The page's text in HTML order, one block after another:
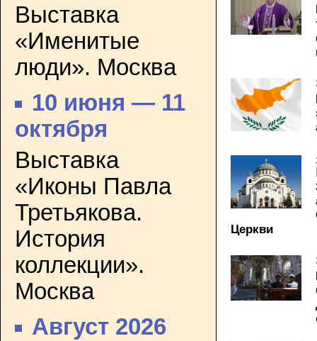
Выставка
«Именитые
люди». Москва
10 июня — 11
октября
Выставка
«Иконы Павла
Третьякова.
История
коллекции».
Москва
Август 2026
Церкви